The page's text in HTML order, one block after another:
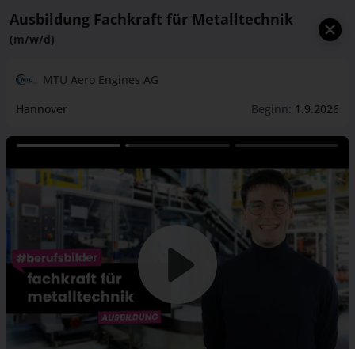
Ausbildung Fachkraft für Metalltechnik
(m/w/d)
MTU Aero Engines AG
Hannover
Beginn: 1.9.2026